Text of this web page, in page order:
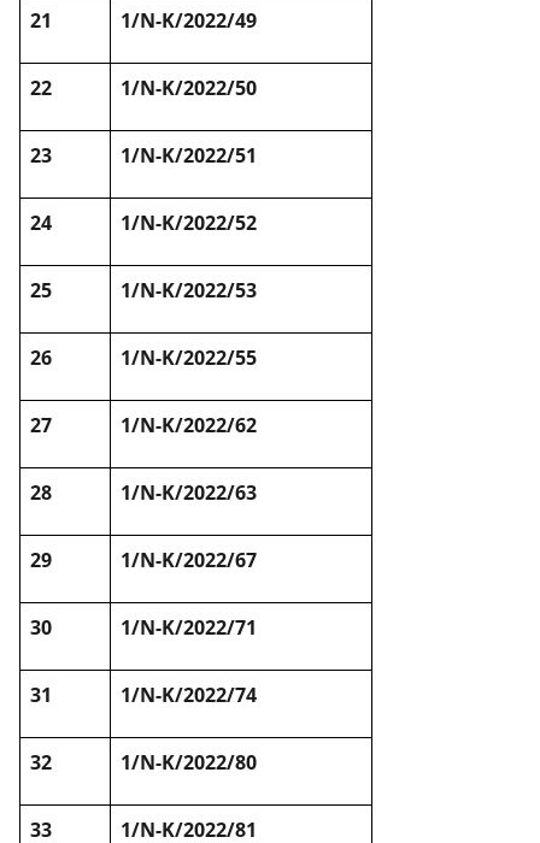
21 1/N-K/2022/49
22 1/N-K/2022/50
23 1/N-K/2022/51
24 1/N-K/2022/52
25 1/N-K/2022/53
26 1/N-K/2022/55
27 1/N-K/2022/62
28 1/N-K/2022/63
29 1/N-K/2022/67
30 1/N-K/2022/71
31 1/N-K/2022/74
32 1/N-K/2022/80
33 1/N-K/2022/81